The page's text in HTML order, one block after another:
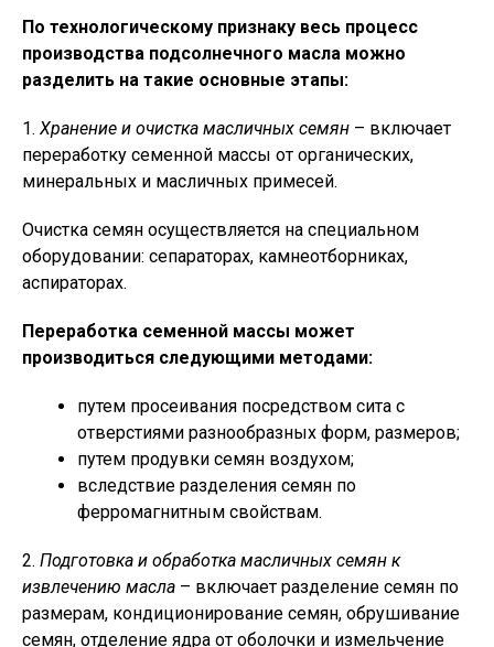
По технологическому признаку весь процесс
производства подсолнечного масла можно
разделить на такие основные этапы:
1. Хранение и очистка масличных семян – включает
переработку семенной массы от органических,
минеральных и масличных примесей.
Очистка семян осуществляется на специальном
оборудовании: сепараторах, камнеотборниках,
аспираторах.
Переработка семенной массы может
производиться следующими методами:
путем просеивания посредством сита с
отверстиями разнообразных форм, размеров;
путем продувки семян воздухом;
вследствие разделения семян по
ферромагнитным свойствам.
2. Подготовка и обработка масличных семян к
извлечению масла – включает разделение семян по
размерам, кондиционирование семян, обрушивание
семян, отделение ядра от оболочки и измельчение